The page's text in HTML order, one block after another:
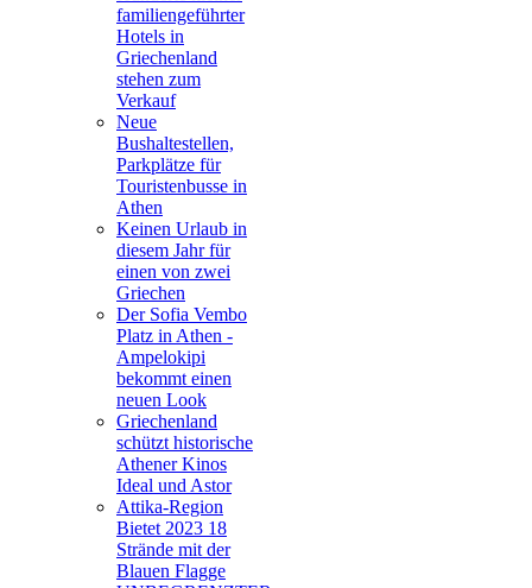
familiengeführter
Hotels in
Griechenland
stehen zum
Verkauf
Neue
Bushaltestellen,
Parkplätze für
Touristenbusse in
Athen
Keinen Urlaub in
diesem Jahr für
einen von zwei
Griechen
Der Sofia Vembo
Platz in Athen -
Ampelokipi
bekommt einen
neuen Look
Griechenland
schützt historische
Athener Kinos
Ideal und Astor
Attika-Region
Bietet 2023 18
Strände mit der
Blauen Flagge